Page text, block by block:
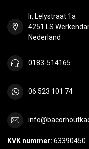
Ir, Lelystraat 1a
4251 LS
Nederland
0183-514165
06 523 101 74
KVK nummer: 63390450